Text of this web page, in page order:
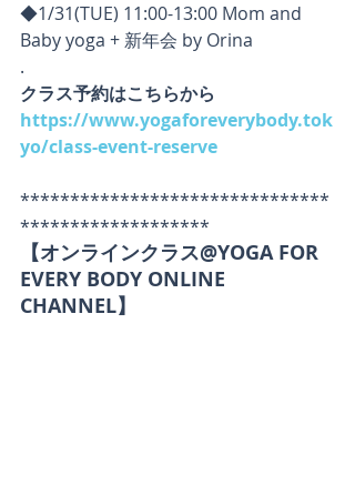
◆1/31(TUE) 11:00-13:00 Mom and
Baby yoga + 新年会 by Orina
.
クラス予約はこちらから
https://www.yogaforeverybody.tok
yo/class-event-reserve
*******************************
*******************
【オンラインクラス@YOGA FOR
EVERY BODY ONLINE
CHANNEL】